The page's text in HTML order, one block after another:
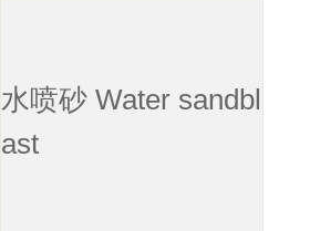
水喷砂 Water sandbl
ast